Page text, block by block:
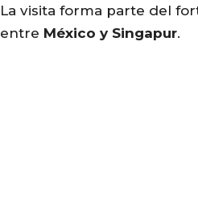
La visita forma parte del
entre México y Singapur.